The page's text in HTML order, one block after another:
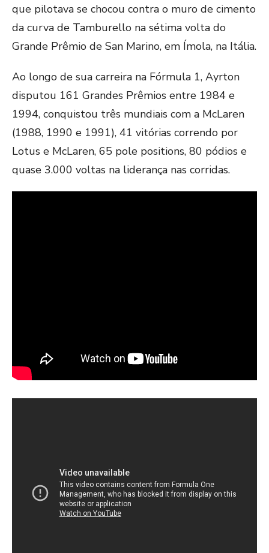
que pilotava se chocou contra o muro de cimento
da curva de Tamburello na sétima volta do
Grande Prêmio de San Marino, em Ímola, na Itália.
Ao longo de sua carreira na Fórmula 1, Ayrton
disputou 161 Grandes Prêmios entre 1984 e
1994, conquistou três mundiais com a McLaren
(1988, 1990 e 1991), 41 vitórias correndo por
Lotus e McLaren, 65 pole positions, 80 pódios e
quase 3.000 voltas na liderança nas corridas.